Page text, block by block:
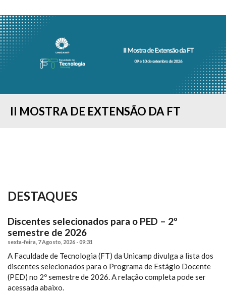
II MOSTRA DE EXTENSÃO DA FT
CONCURSO "MINHA PESQUISA EM 90
COLAÇÃO DE GRAU - FORMANDOS DO
ESTUDANTES DA FT-UNICAMP
RESULTADO DO PROCESSO SELETIVO
IMAGELAB DA FT/UNICAMP
COMISSÃO DE ACESSIBILIDADE
FT SEDIA “I SIMPÓSIO BRASILEIRO DE
FT REALIZA O I WORKSHOP DE
DESTAQUES
Discentes selecionados para o PED – 2º
semestre de 2026
sexta-feira, 7 Agosto, 2026 - 09:31
A Faculdade de Tecnologia (FT) da Unicamp divulga a lista dos
discentes selecionados para o Programa de Estágio Docente
(PED) no 2º semestre de 2026. A relação completa pode ser
acessada abaixo.